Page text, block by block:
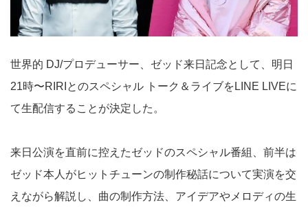
世界的 DJ/プロデューサー、ゼッド来日記念として、明日
21時〜RIRIとのスペシャル トーク＆ライブをLINE LIVEに
て生配信することが決定した。
来日公演を直前に控えたゼッドのスペシャル番組、前半は
ゼッド本人がヒットチューンの制作秘話について実演を交
えながら解説し、曲の制作方法、アイデアやメロディの生